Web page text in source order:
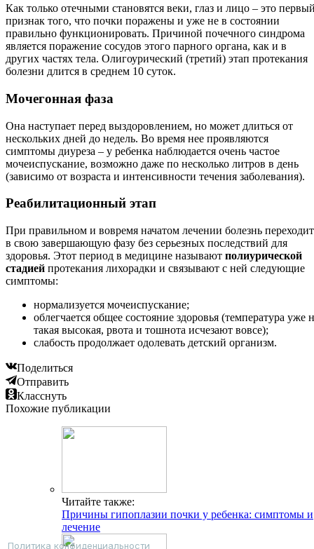
Как только отечными становятся веки, глаз и лицо – это
признак того, что почки поражены и уже не в состоянии
правильно функционировать. Причиной почечного синдрома
является поражение сосудов этого парного органа, как и в
других частях тела. Олигоурический (третий) этап протекания
болезни длится в среднем 10 суток.
Мочегонная фаза
Она наступает перед выздоровлением, но может длиться от
нескольких дней до недель. Во время нее проявляются
симптомы диуреза – у ребенка наблюдается очень частое
мочеиспускание, возможно даже по несколько литров в день
(зависимо от возраста и интенсивности течения заболевания).
Реабилитационный этап
При правильном и вовремя начатом лечении болезнь переходит
в свою завершающую фазу без серьезных последствий для
здоровья. Этот период в медицине называют полиурической
стадией протекания лихорадки и связывают с ней следующие
симптомы:
нормализуется мочеиспускание;
облегчается общее состояние здоровья (температура уже
такая высокая, рвота и тошнота исчезают вовсе);
слабость продолжает одолевать детский организм.
Поделиться
Отправить
Класснуть
Похожие публикации
Читайте также:
Причины гипоплазии почки у ребенка: симптомы и
лечение
Политика конфиденциальности